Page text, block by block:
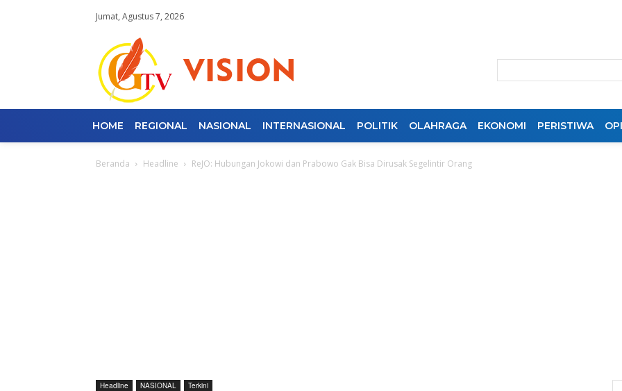
Jumat, Agustus 7, 2026
HOME REGIONAL NASIONAL INTERNASIONAL POLITIK OLAHRAGA EKONOMI PERISTIWA
Beranda Headline ReJO: Hubungan Jokowi dan Prabowo Gak Bisa Dirusak Segelintir Orang
Headline NASIONAL Terkini